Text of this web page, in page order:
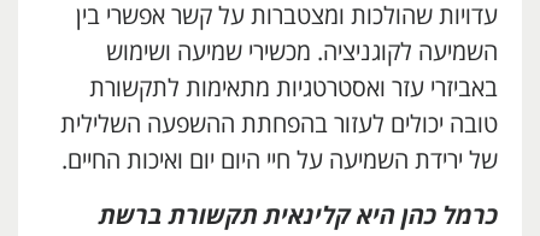
עדויות שהולכות ומצטברות על קשר אפשרי בין
השמיעה לקוגניציה. מכשירי שמיעה ושימוש
באביזרי עזר ואסטרטגיות מתאימות לתקשורת
טובה יכולים לעזור בהפחתת ההשפעה השלילית
של ירידת השמיעה על חיי היום יום ואיכות החיים.
כרמל כהן היא קלינאית תקשורת ברשת